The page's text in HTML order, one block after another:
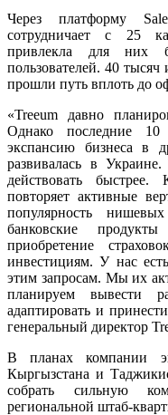
Через платформу
сотрудничает с 25
привлекла для них
пользователей. 40
прошли путь вплоть до
«Treeum давно
Однако последние
экспансию бизнеса в
развивалась в
действовать
повторяет активные
популярность
банковские
приобретение
инвестициям. У нас
этим запросам. Мы их
планируем вывести
адаптировать и
генеральный директор
В планах компании
Кыргызстана и
собрать сильную
региональной штаб-